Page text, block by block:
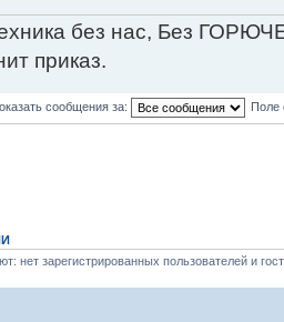
без нас, Без
приказ.
сообщения за: Поле
нет зарегистрированных пользователей и